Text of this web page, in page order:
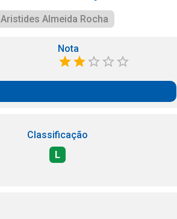
Aristides Almeida Rocha
Nota
Classificação
L